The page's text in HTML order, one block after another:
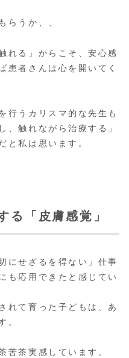
らうか、、
れる」からこそ、安心感
患者さんは心を開いてく
行うカリスマ的な先生も
、触れながら治療する」
と私は思います。
る「皮膚感覚」
にせざるを得ない」仕事
も応用できたと感じてい
れて育った子どもは、あ
。
苦茶実感しています。